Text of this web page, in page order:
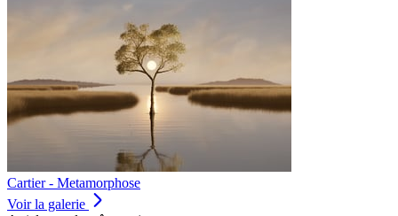
Cartier - Metamorphose
Voir la galerie